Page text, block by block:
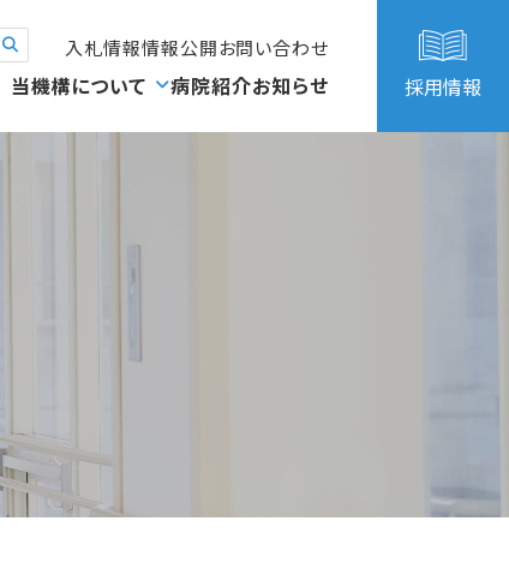
入札情報情報公開お問い合わせ
当機構について 病院紹介お知らせ 採用情報